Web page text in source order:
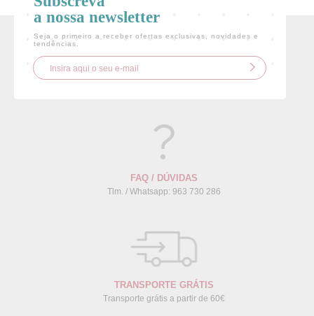
a nossa newsletter
Seja o primeiro a receber ofertas exclusivas, novidades e
tendências.
FAQ / DÚVIDAS
Tlm. / Whatsapp: 963 730 286
TRANSPORTE GRÁTIS
Transporte grátis a partir de 60€